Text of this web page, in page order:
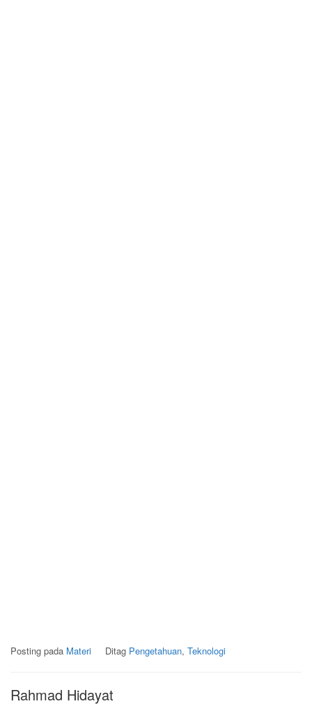
Posting pada Materi Ditag Pengetahuan, Teknologi
Rahmad Hidayat